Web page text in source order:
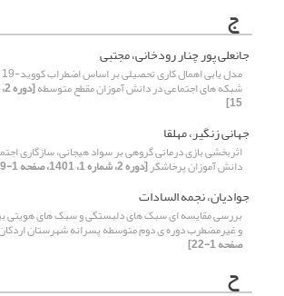
ج
جانعلی پور چنار رودخانی، مجتبی
شبکه های اجتماعی در دانش آموزان مقطع متوسطه
15]
جهانی زنگیر، مهلقا
اثربخشی بازی درمانی گروهی بر سواد هیجانی، سازگاری
دانش آموزان پرخاشگر[دوره 2، شماره 1، 1401، صفحه 1-19]
جوادیان، نجمه السادات
بررسی مقایسه ای سبک های دلبستگی و سبک های هویتی
و غیرمضطرب دوره ی دوم متوسطه پسرانه شهرستان
صفحه 1-22]
ح